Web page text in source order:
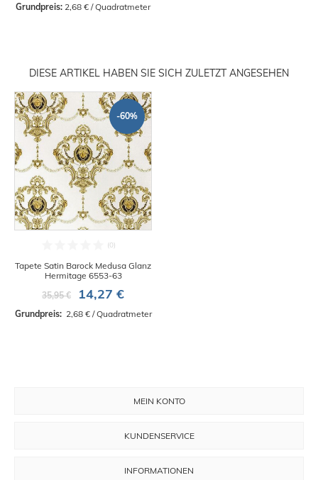
Grundpreis: 2,68 € / Quadratmeter
DIESE ARTIKEL HABEN SIE SICH ZULETZT ANGESEHEN
-60%
Tapete Satin Barock Medusa Glanz
Hermitage 6553-63
35,95 €
14,27 €
Grundpreis: 2,68 € / Quadratmeter
MEIN KONTO
KUNDENSERVICE
INFORMATIONEN